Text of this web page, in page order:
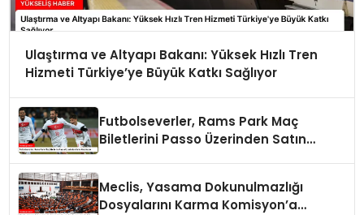
Ulaştırma ve Altyapı Bakanı: Yüksek Hızlı Tren
Hizmeti Türkiye’ye Büyük Katkı Sağlıyor
Futbolseverler, Rams Park Maç
Biletlerini Passo Üzerinden Satın
Meclis, Yasama Dokunulmazlığı
Dosyalarını Karma Komisyon’a